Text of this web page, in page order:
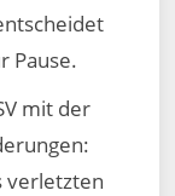
Pause.
mit der
verletzten